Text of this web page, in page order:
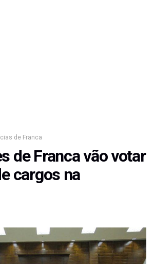
de Franca
de Franca vão votar
cargos na